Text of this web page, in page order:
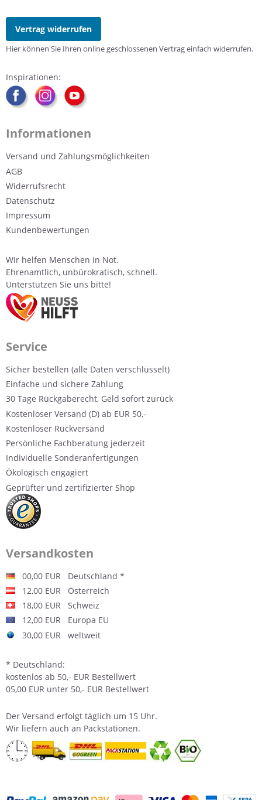
Vertrag widerrufen
Hier können Sie Ihren online geschlossenen Vertrag einfach widerrufen.
Inspirationen:
Informationen
Versand und Zahlungsmöglichkeiten
AGB
Widerrufsrecht
Datenschutz
Impressum
Kundenbewertungen
Wir helfen Menschen in Not.
Ehrenamtlich, unbürokratisch, schnell.
Unterstützen Sie uns bitte!
Service
Sicher bestellen (alle Daten verschlüsselt)
Einfache und sichere Zahlung
30 Tage Rückgaberecht, Geld sofort zurück
Kostenloser Versand (D) ab EUR 50,-
Kostenloser Rückversand
Persönliche Fachberatung jederzeit
Individuelle Sonderanfertigungen
Ökologisch engagiert
Geprüfter und zertifizierter Shop
Versandkosten
00,00 EUR Deutschland *
12,00 EUR Österreich
18,00 EUR Schweiz
12,00 EUR Europa EU
30,00 EUR weltweit
* Deutschland:
kostenlos ab 50,- EUR Bestellwert
05,00 EUR unter 50,- EUR Bestellwert
Der Versand erfolgt täglich um 15 Uhr.
Wir liefern auch an Packstationen.